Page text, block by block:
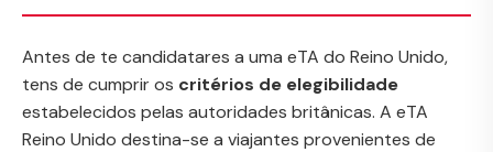
Antes de te candidatares a uma eTA do Reino Unido,
tens de cumprir os critérios de elegibilidade
estabelecidos pelas autoridades britânicas. A eTA
Reino Unido destina-se a viajantes provenientes de